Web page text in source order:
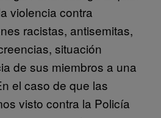
violencia contra
racistas, antisemitas,
situación
de sus miembros a una
el caso de que las
visto contra la Policía